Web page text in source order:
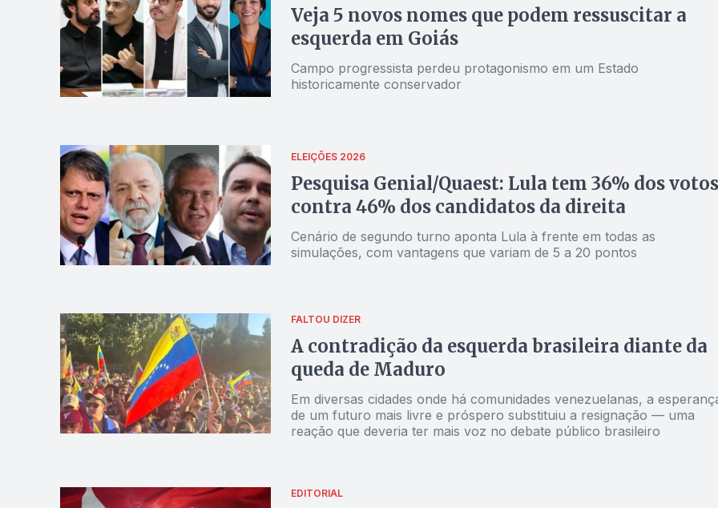
Veja 5 novos nomes que podem ressuscitar a
esquerda em Goiás
Campo progressista perdeu protagonismo em um Estado
historicamente conservador
ELEIÇÕES 2026
Pesquisa Genial/Quaest: Lula tem 36% dos votos
contra 46% dos candidatos da direita
Cenário de segundo turno aponta Lula à frente em todas as
simulações, com vantagens que variam de 5 a 20 pontos
FALTOU DIZER
A contradição da esquerda brasileira diante da
queda de Maduro
Em diversas cidades onde há comunidades venezuelanas, a
de um futuro mais livre e próspero substituiu a resignação — uma
reação que deveria ter mais voz no debate público brasileiro
EDITORIAL